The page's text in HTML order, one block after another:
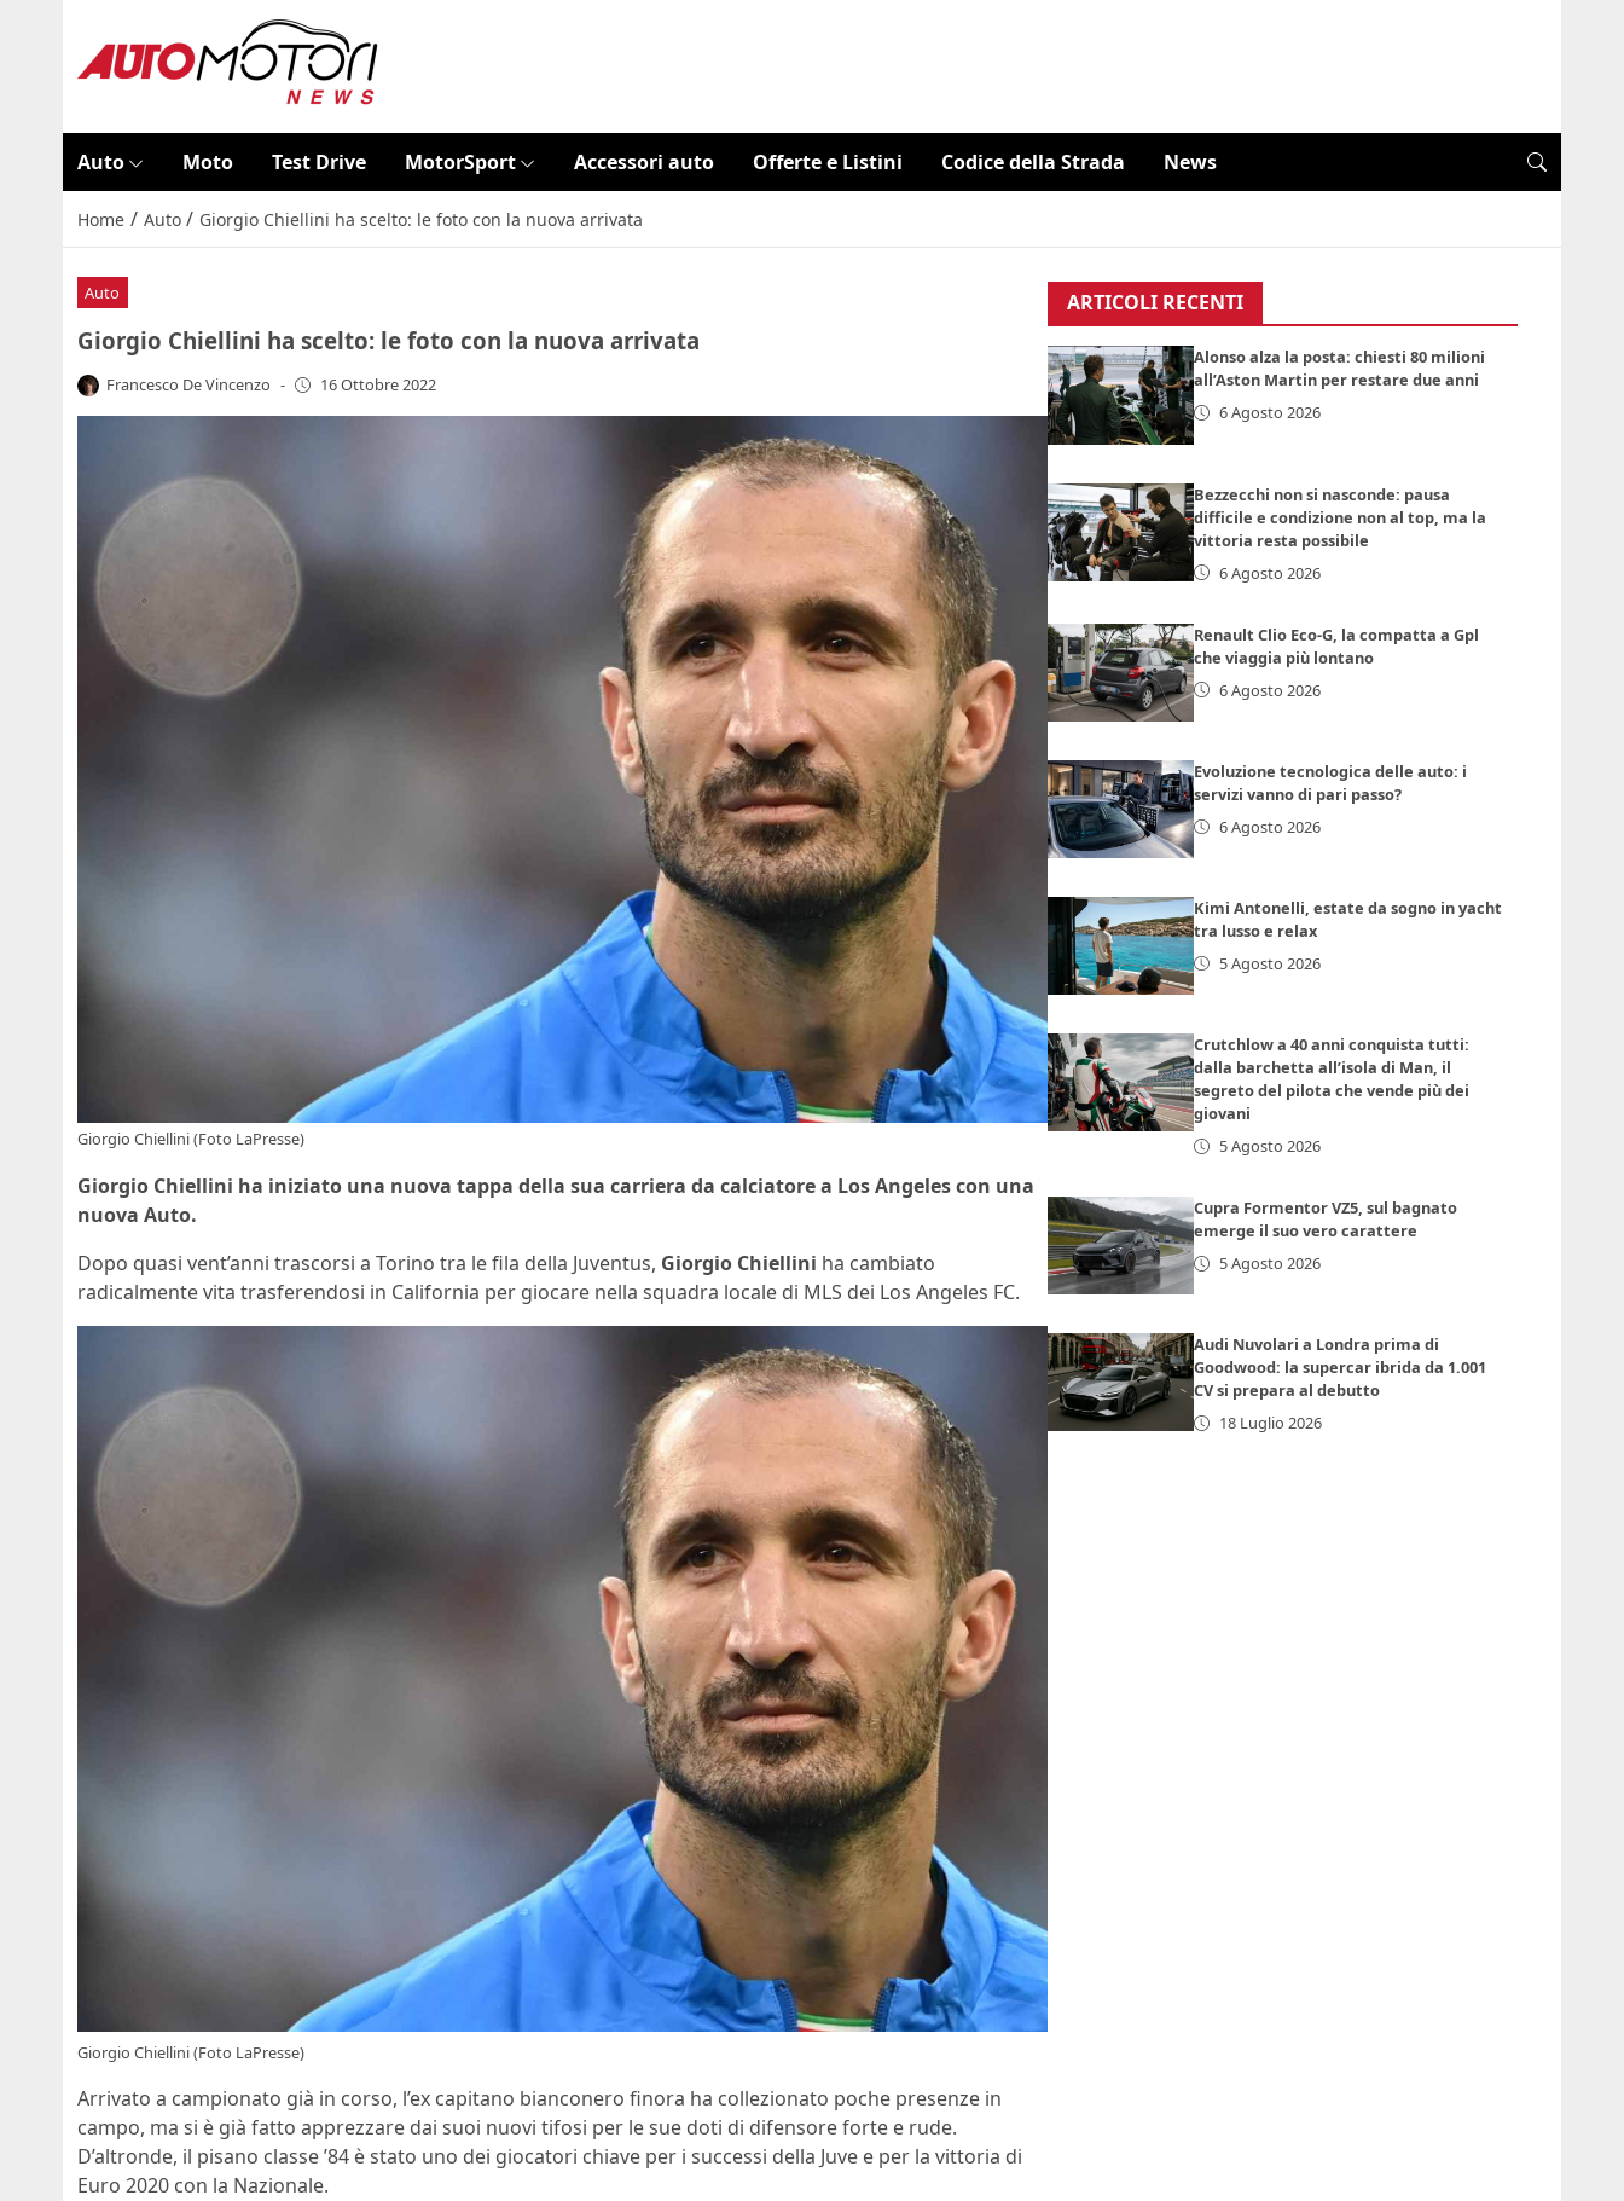
Auto Moto Test Drive MotorSport Accessori auto Offerte e Listini Codice della Strada News
Home / Auto / Giorgio Chiellini ha scelto: le foto con la nuova arrivata
Auto
Giorgio Chiellini ha scelto: le foto con la nuova arrivata
Francesco De Vincenzo - 16 Ottobre 2022
Giorgio Chiellini (Foto LaPresse)
Giorgio Chiellini ha iniziato una nuova tappa della sua carriera da calciatore a Los Angeles con una
nuova Auto.
Dopo quasi vent’anni trascorsi a Torino tra le fila della Juventus, Giorgio Chiellini ha cambiato
radicalmente vita trasferendosi in California per giocare nella squadra locale di MLS dei Los Angeles FC.
Giorgio Chiellini (Foto LaPresse)
Arrivato a campionato già in corso, l’ex capitano bianconero finora ha collezionato poche presenze in
campo, ma si è già fatto apprezzare dai suoi nuovi tifosi per le sue doti di difensore forte e rude.
D’altronde, il pisano classe ’84 è stato uno dei giocatori chiave per i successi della Juve e per la vittoria di
Euro 2020 con la Nazionale.
ARTICOLI RECENTI
Alonso alza la posta: chiesti 80 milioni
all’Aston Martin per restare due anni
6 Agosto 2026
Bezzecchi non si nasconde: pausa
difficile e condizione non al top, ma la
vittoria resta possibile
6 Agosto 2026
Renault Clio Eco-G, la compatta a Gpl
che viaggia più lontano
6 Agosto 2026
Evoluzione tecnologica delle auto: i
servizi vanno di pari passo?
6 Agosto 2026
Kimi Antonelli, estate da sogno in yacht
tra lusso e relax
5 Agosto 2026
Crutchlow a 40 anni conquista tutti:
dalla barchetta all’isola di Man, il
segreto del pilota che vende più dei
giovani
5 Agosto 2026
Cupra Formentor VZ5, sul bagnato
emerge il suo vero carattere
5 Agosto 2026
Audi Nuvolari a Londra prima di
Goodwood: la supercar ibrida da 1.001
CV si prepara al debutto
18 Luglio 2026